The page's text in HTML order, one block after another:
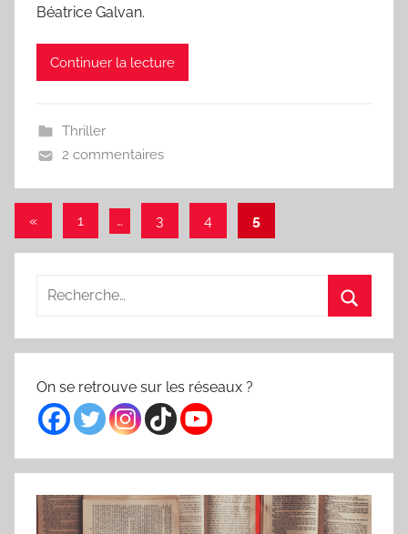
Béatrice Galvan.
Continuer la lecture
Thriller
2 commentaires
Pagination
des
publications
«Publications
1 … 3 4 5
Recherche
:
On se retrouve sur les réseaux ?